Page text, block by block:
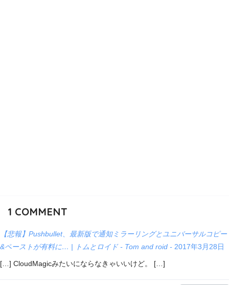
1 COMMENT
【悲報】Pushbullet、最新版で通知ミラーリングとユニバーサルコピー
&ペーストが有料に… | トムとロイド - Tom and roid - 2017年3月28日
[…] CloudMagicみたいにならなきゃいいけど。 […]